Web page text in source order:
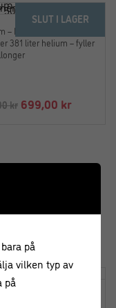
SLUT I LAGER
– Heliumtank som
381 liter helium – fyller
kr Det
699,00 krDet
på
vilken typ av
på